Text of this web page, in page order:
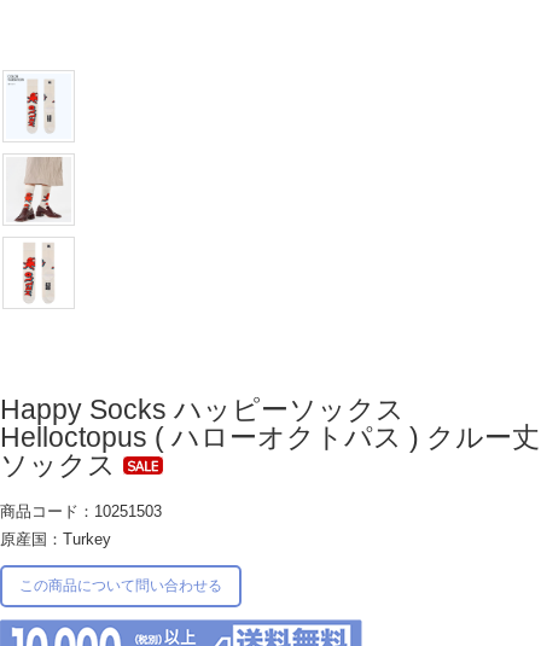
Happy Socks ハッピーソックス
Helloctopus ( ハローオクトパス ) クルー丈
ソックス
商品コード：10251503
原産国：Turkey
この商品について問い合わせる